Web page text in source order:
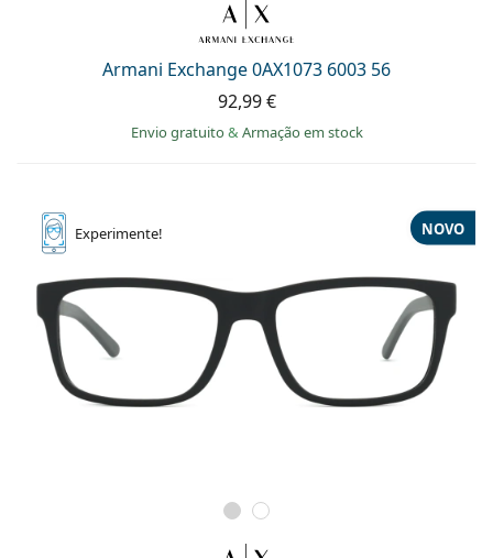
Armani Exchange 0AX1073 6003 56
92,99 €
Envio gratuito& Armação em stock
Experimente! NOVO